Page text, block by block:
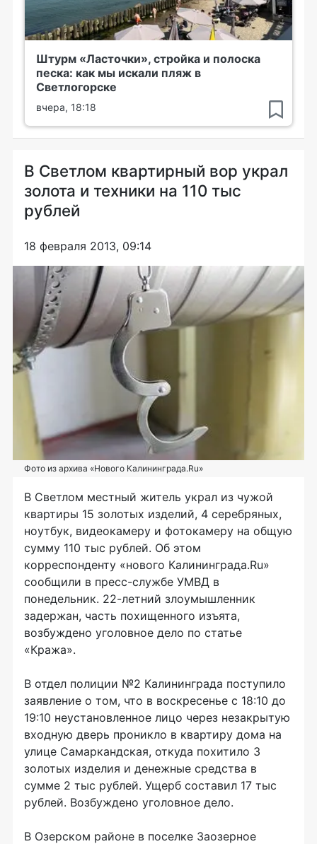
Штурм «Ласточки», стройка и полоска
песка: как мы искали пляж в
Светлогорске
вчера, 18:18
В Светлом квартирный вор украл
золота и техники на 110 тыс
рублей
18 февраля 2013, 09:14
Фото из архива «Нового Калининграда.Ru»
В Светлом местный житель украл из чужой
квартиры 15 золотых изделий, 4 серебряных,
ноутбук, видеокамеру и фотокамеру на общую
сумму 110 тыс рублей. Об этом
корреспонденту «нового Калининграда.Ru»
сообщили в пресс-службе УМВД в
понедельник. 22-летний злоумышленник
задержан, часть похищенного изъята,
возбуждено уголовное дело по статье
«Кража».
В отдел полиции №2 Калининграда поступило
заявление о том, что в воскресенье с 18:10 до
19:10 неустановленное лицо через незакрытую
входную дверь проникло в квартиру дома на
улице Самаркандская, откуда похитило 3
золотых изделия и денежные средства в
сумме 2 тыс рублей. Ущерб составил 17 тыс
рублей. Возбуждено уголовное дело.
В Озерском районе в поселке Заозерное